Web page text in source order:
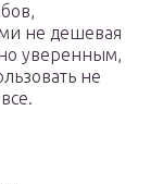
не дешевая
уверенным,
не